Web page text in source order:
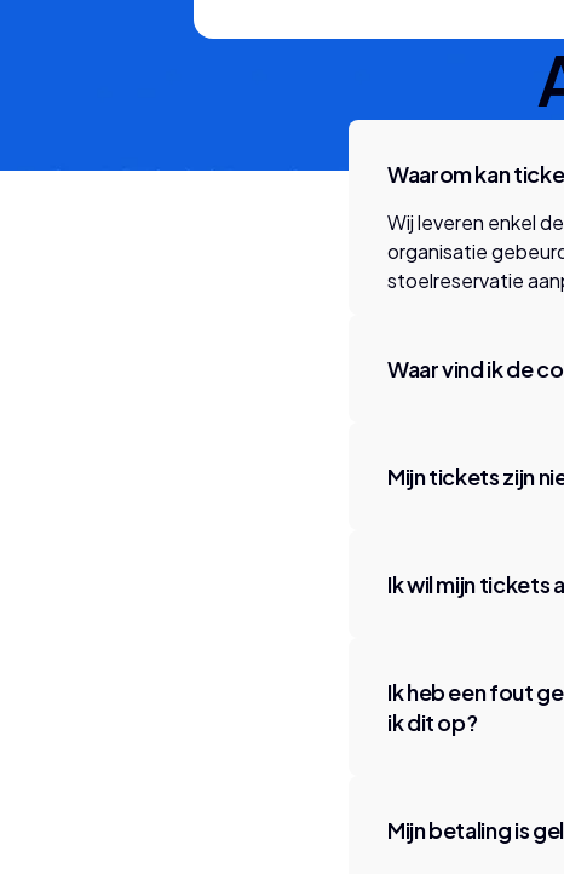
Waarom kan
Wij leveren enkel
organisatie
stoelreservatie
Waar vind ik de
Mijn tickets zijn
Ik wil mijn tickets
Ik heb een fout
ik dit op?
Mijn betaling is